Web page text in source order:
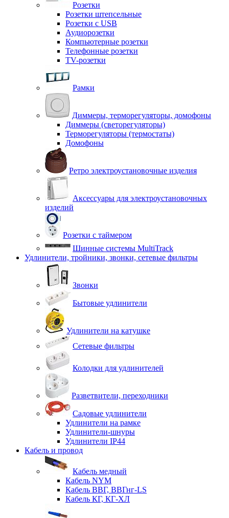
Розетки
Розетки штепсельные
Розетки с USB
Аудиорозетки
Компьютерные розетки
Телефонные розетки
TV-розетки
Рамки
Диммеры, терморегуляторы, домофоны
Диммеры (светорегуляторы)
Терморегуляторы (термостаты)
Домофоны
Ретро электроустановочные изделия
Аксессуары для электроустановочных
изделий
Розетки с таймером
Шинные системы MultiTrack
Удлинители, тройники, звонки, сетевые фильтры
Звонки
Бытовые удлинители
Удлинители на катушке
Сетевые фильтры
Колодки для удлинителей
Разветвители, переходники
Садовые удлинители
Удлинители на рамке
Удлинители-шнуры
Удлинители IP44
Кабель и провод
Кабель медный
Кабель NYM
Кабель ВВГ, ВВГнг-LS
Кабель КГ, КГ-ХЛ